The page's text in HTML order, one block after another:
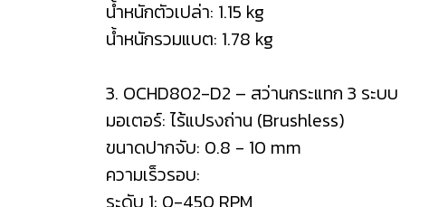
น้ำหนักตัวเปล่า: 1.15 kg
น้ำหนักรวมแบต: 1.78 kg
3. OCHD802-D2 – สว่านกระแทก 3 ระบบ
มอเตอร์: ไร้แปรงถ่าน (Brushless)
ขนาดปากจับ: 0.8 - 10 mm
ความเร็วรอบ:
ระดับ 1: 0-450 RPM